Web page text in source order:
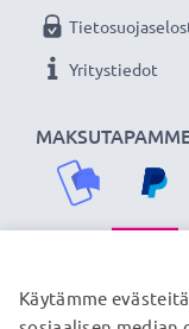
Olemme vuonna
siksi tarjoamme
Yritystiedot
Käytämme